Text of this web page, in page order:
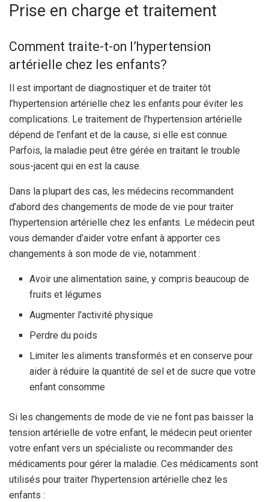
Prise en charge et traitement
Comment traite-t-on l’hypertension
artérielle chez les enfants?
Il est important de diagnostiquer et de traiter tôt
l’hypertension artérielle chez les enfants pour éviter les
complications. Le traitement de l’hypertension artérielle
dépend de l’enfant et de la cause, si elle est connue.
Parfois, la maladie peut être gérée en traitant le trouble
sous-jacent qui en est la cause.
Dans la plupart des cas, les médecins recommandent
d’abord des changements de mode de vie pour traiter
l’hypertension artérielle chez les enfants. Le médecin peut
vous demander d’aider votre enfant à apporter ces
changements à son mode de vie, notamment :
Avoir une alimentation saine, y compris beaucoup de
fruits et légumes
Augmenter l’activité physique
Perdre du poids
Limiter les aliments transformés et en conserve pour
aider à réduire la quantité de sel et de sucre que votre
enfant consomme
Si les changements de mode de vie ne font pas baisser la
tension artérielle de votre enfant, le médecin peut orienter
votre enfant vers un spécialiste ou recommander des
médicaments pour gérer la maladie. Ces médicaments sont
utilisés pour traiter l’hypertension artérielle chez les
enfants :